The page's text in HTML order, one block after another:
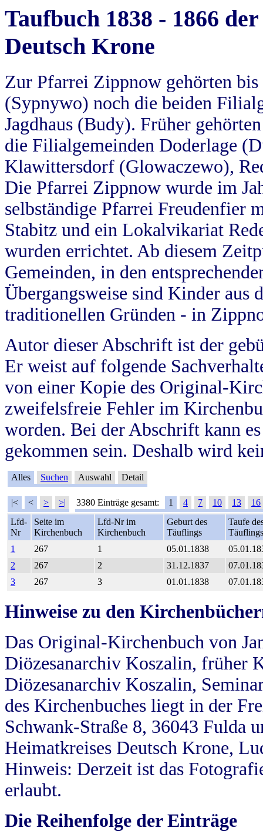
Taufbuch 1838 - 1866
Deutsch Krone
Zur Pfarrei Zippnow gehörten
(Sypnywo) noch die beiden
Jagdhaus (Budy). Früher
die Filialgemeinden Doderlage
Klawittersdorf (Glowaczewo),
Die Pfarrei Zippnow wurde im
selbständige Pfarrei Freudenfier
Stabitz und ein Lokalvikariat
wurden errichtet. Ab diesem
Gemeinden, in den
Übergangsweise sind Kinder aus
traditionellen Gründen - in
Autor dieser Abschrift ist der
Er weist auf folgende
von einer Kopie des Original-
zweifelsfreie Fehler im
worden. Bei der Abschrift kann
gekommen sein. Deshalb wird
Alles Suchen Auswahl Detail
|< < > >| 3380 Einträge gesamt: 1 4 7 10 13
16
Lfd-
Nr
Seite im
Kirchenbuch
Lfd-Nr im
Kirchenbuch
Geburt des
Täuflings
Taufe
Täuflings
1
267 1 05.01.1838
2
267 2 31.12.1837
3
267 3 01.01.1838
Hinweise zu den
Das Original-Kirchenbuch von
Diözesanarchiv Koszalin, früher
Diözesanarchiv Koszalin,
des Kirchenbuches liegt in der
Schwank-Straße 8, 36043 Fulda
Heimatkreises Deutsch Krone,
Hinweis: Derzeit ist das
erlaubt.
Die Reihenfolge der Einträge